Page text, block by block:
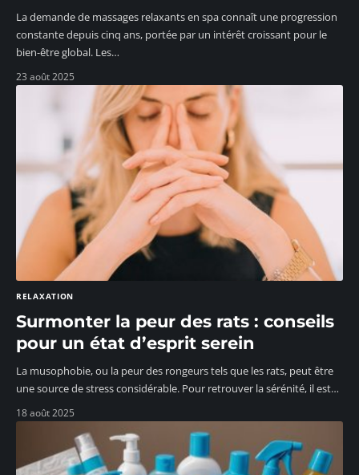
La demande de massages relaxants en spa connaît une progression
constante depuis cinq ans, portée par un intérêt croissant pour le
bien-être global. Les…
23 août 2025
RELAXATION
Surmonter la peur des rats : conseils
pour un état d’esprit serein
La musophobie, ou la peur des rongeurs tels que les rats, peut être
une source de stress considérable. Pour retrouver la sérénité, il est…
18 août 2025